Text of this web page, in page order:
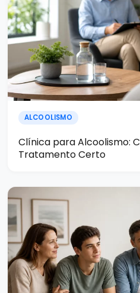
ALCOOLISMO
Clínica para Alcoolismo:
Tratamento Certo